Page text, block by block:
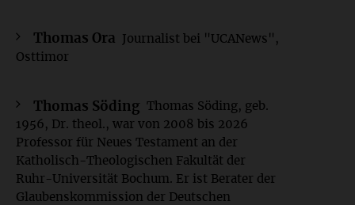
Thomas Ora
Journalist bei "UCANews",
Osttimor
Thomas Söding Thomas Söding, geb.
1956, Dr. theol., war von 2008 bis 2026
Professor für Neues Testament an der
Katholisch-Theologischen Fakultät der
Ruhr-Universität Bochum. Er ist Berater der
Glaubenskommission der Deutschen